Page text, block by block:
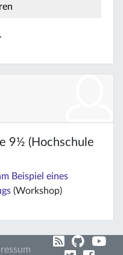
.
9½ (Hochschule
Beispiel eines
(Workshop)